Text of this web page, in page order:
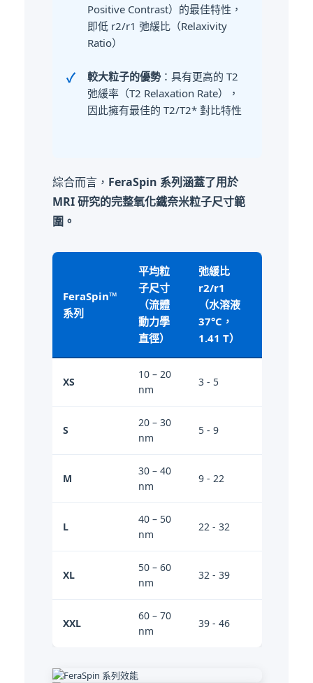
Positive Contrast）的最佳特性，
即低 r2/r1 弛緩比（Relaxivity
Ratio）
較大粒子的優勢：具有更高的 T2
弛緩率（T2 Relaxation Rate），
因此擁有最佳的 T2/T2* 對比特性
綜合而言， FeraSpin 系列涵蓋了用於
MRI 研究的完整氧化鐵奈米粒子尺寸範
圍。
FeraSpin™
系列
平均粒
子尺寸
（流體
動力學
直徑）
弛緩比
r2/r1
（水溶液
37°C，
1.41 T）
XS
10 – 20
nm
3 - 5
S
20 – 30
nm
5 - 9
M
30 – 40
nm
9 - 22
L
40 – 50
nm
22 - 32
XL
50 – 60
nm
32 - 39
XXL
60 – 70
nm
39 - 46